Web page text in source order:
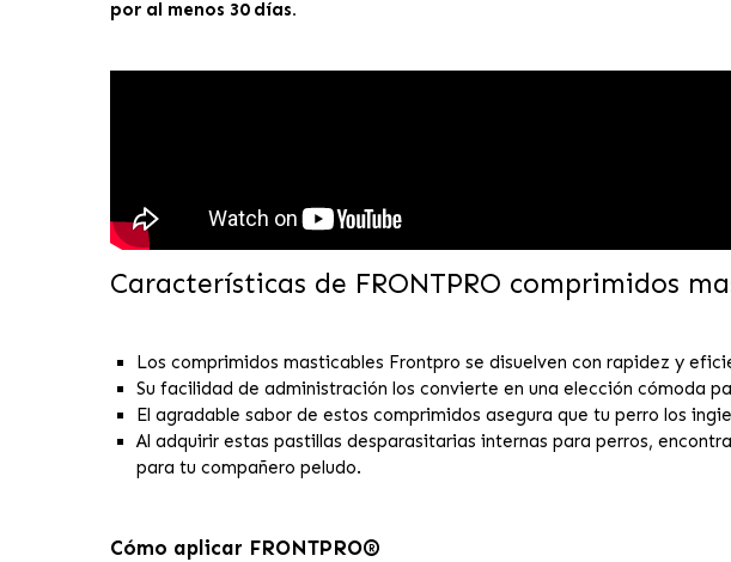
por al menos 30 días.
Características de FRONTPRO comprimidos
Los comprimidos masticables Frontpro se disuelven con rapidez y
Su facilidad de administración los convierte en una elección cómoda
El agradable sabor de estos comprimidos asegura que tu perro los
Al adquirir estas pastillas desparasitarias internas para perros,
para tu compañero peludo.
Cómo aplicar FRONTPRO®